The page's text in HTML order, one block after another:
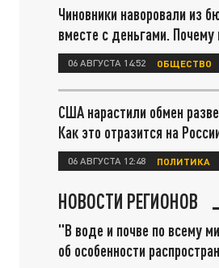
Чиновники наворовали из
вместе с деньгами.
06 АВГУСТА 14:52 ОБЩЕСТВО
США нарастили обмен
Как это отразится на
06 АВГУСТА 12:48 ПОЛИТИКА
НОВОСТИ РЕГИОНОВ
"В воде и почве по всему
об особенности